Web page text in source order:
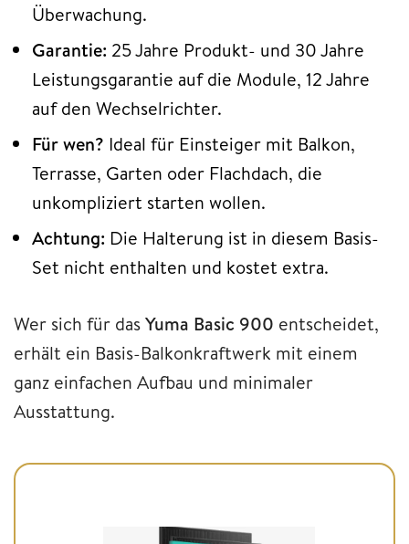
Überwachung.
Garantie: 25 Jahre Produkt- und 30 Jahre
Leistungsgarantie auf die Module, 12 Jahre
auf den Wechselrichter.
Für wen? Ideal für Einsteiger mit Balkon,
Terrasse, Garten oder Flachdach, die
unkompliziert starten wollen.
Achtung: Die Halterung ist in diesem Basis-
Set nicht enthalten und kostet extra.
Wer sich für dasYuma Basic 900 entscheidet,
erhält ein Basis-Balkonkraftwerk mit einem
ganz einfachen Aufbau und minimaler
Ausstattung.